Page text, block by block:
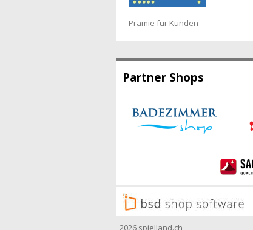
Prämie für Kunden
Partner Shops
2026 spielland.ch